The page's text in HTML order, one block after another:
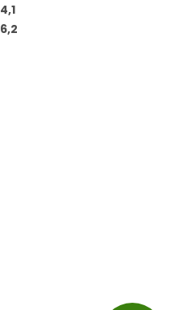
4,1
6,2